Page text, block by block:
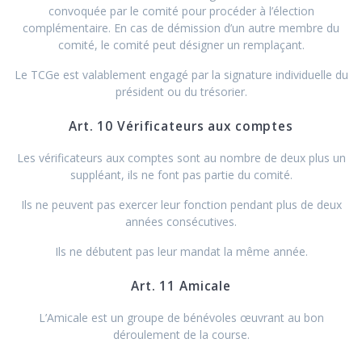
convoquée par le comité pour procéder à l’élection
complémentaire. En cas de démission d’un autre membre du
comité, le comité peut désigner un remplaçant.
Le TCGe est valablement engagé par la signature individuelle du
président ou du trésorier.
Art. 10 Vérificateurs aux comptes
Les vérificateurs aux comptes sont au nombre de deux plus un
suppléant, ils ne font pas partie du comité.
Ils ne peuvent pas exercer leur fonction pendant plus de deux
années consécutives.
Ils ne débutent pas leur mandat la même année.
Art. 11 Amicale
L’Amicale est un groupe de bénévoles œuvrant au bon
déroulement de la course.